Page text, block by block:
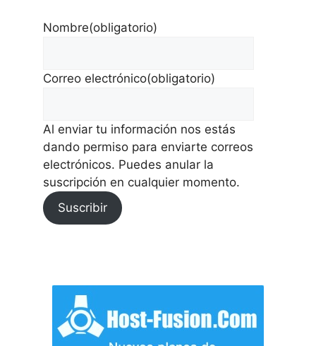
Nombre(obligatorio)
Correo electrónico(obligatorio)
Al enviar tu información nos estás
dando permiso para enviarte correos
electrónicos. Puedes anular la
suscripción en cualquier momento.
Suscribir